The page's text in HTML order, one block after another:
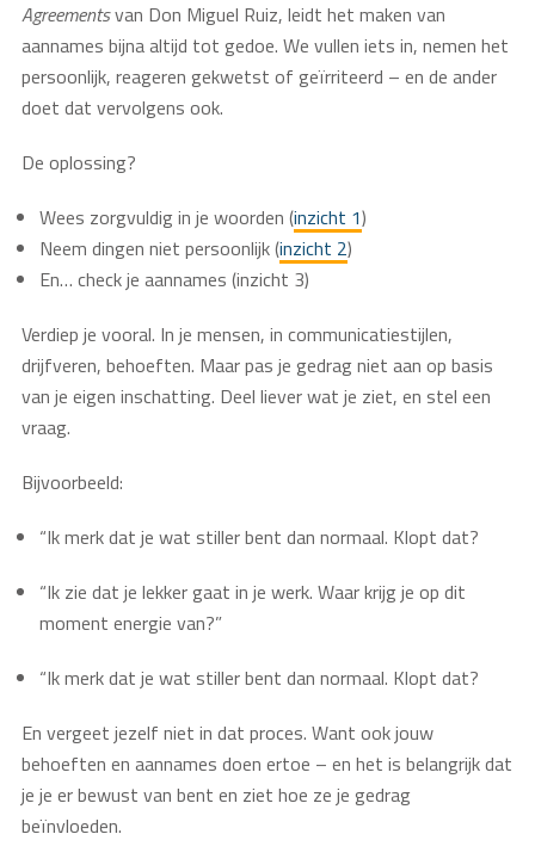
Agreementsvan Don Miguel Ruiz, leidt het maken van
aannames bijna altijd tot gedoe. We vullen iets in, nemen het
persoonlijk, reageren gekwetst of geïrriteerd – en de ander
doet dat vervolgens ook.
De oplossing?
Wees zorgvuldig in je woorden (inzicht 1)
Neem dingen niet persoonlijk (inzicht 2)
En… check je aannames (inzicht 3)
Verdiep je vooral. In je mensen, in communicatiestijlen,
drijfveren, behoeften. Maar pas je gedrag niet aan op basis
van je eigen inschatting. Deel liever wat je ziet, en stel een
vraag.
Bijvoorbeeld:
“Ik merk dat je wat stiller bent dan normaal. Klopt dat?
“Ik zie dat je lekker gaat in je werk. Waar krijg je op dit
moment energie van?”
“Ik merk dat je wat stiller bent dan normaal. Klopt dat?
En vergeet jezelf niet in dat proces. Want ook jouw
behoeften en aannames doen ertoe – en het is belangrijk dat
je je er bewust van bent en ziet hoe ze je gedrag
beïnvloeden.